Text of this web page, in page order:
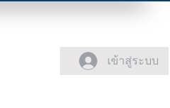
เข้าสู่ระบบ